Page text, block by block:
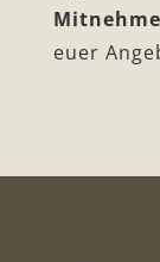
euer